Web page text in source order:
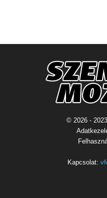
© 2026 -
Kapcsolat: